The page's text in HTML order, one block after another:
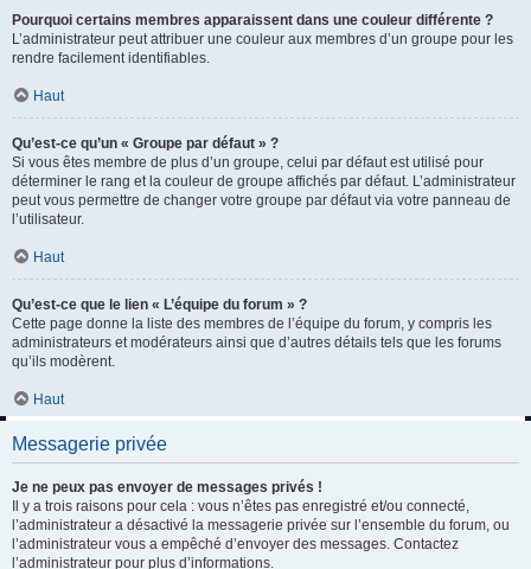
Pourquoi certains membres apparaissent dans une couleur différente ?
L’administrateur peut attribuer une couleur aux membres d’un groupe pour les
rendre facilement identifiables.
Haut
Qu’est-ce qu’un « Groupe par défaut » ?
Si vous êtes membre de plus d’un groupe, celui par défaut est utilisé pour
déterminer le rang et la couleur de groupe affichés par défaut. L’administrateur
peut vous permettre de changer votre groupe par défaut via votre panneau de
l’utilisateur.
Haut
Qu’est-ce que le lien « L’équipe du forum » ?
Cette page donne la liste des membres de l’équipe du forum, y compris les
administrateurs et modérateurs ainsi que d’autres détails tels que les forums
qu’ils modèrent.
Haut
Messagerie privée
Je ne peux pas envoyer de messages privés !
Il y a trois raisons pour cela : vous n’êtes pas enregistré et/ou connecté,
l’administrateur a désactivé la messagerie privée sur l’ensemble du forum, ou
l’administrateur vous a empêché d’envoyer des messages. Contactez
l’administrateur pour plus d’informations.